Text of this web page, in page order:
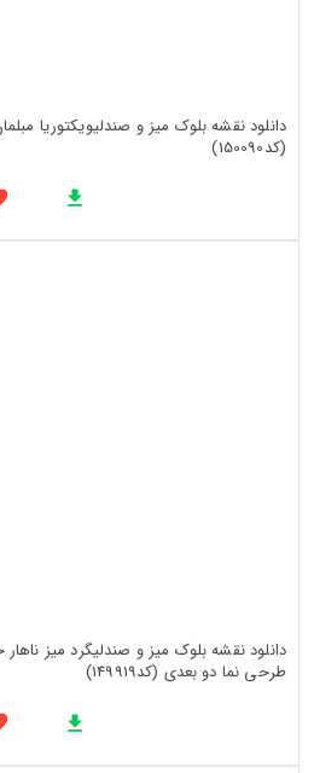
دانلود نقشه بلوک میز و صندلیویکتوریا
(کد150090)
دانلود نقشه بلوک میز و صندلیگرد میز
طرحی نما دو بعدی (کد149919)